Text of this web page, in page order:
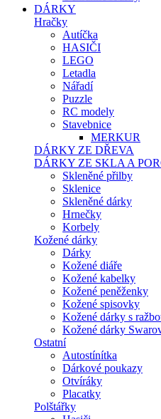
DÁRKY
Hračky
Autíčka
HASIČI
LEGO
Letadla
Nářadí
Puzzle
RC modely
Stavebnice
MERKUR
DÁRKY ZE DŘEVA
DÁRKY ZE SKLA A
Skleněné přilby
Sklenice
Skleněné dárky
Hrnečky
Korbely
Kožené dárky
Dárky
Kožené diáře
Kožené kabelky
Kožené peněženky
Kožené spisovky
Kožené dárky s
Kožené dárky
Ostatní
Autostínítka
Dárkové poukazy
Otvíráky
Placatky
Polštářky